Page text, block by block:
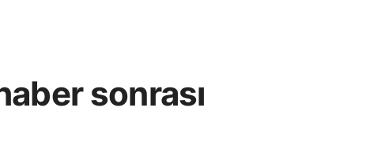
sonrası